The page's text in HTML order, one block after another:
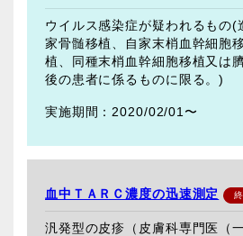
ウイルス感染症が疑われるもの(
家骨髄移植、自家末梢血幹細胞
植、同種末梢血幹細胞移植又は
後の患者に係るものに限る。)
2020/02/01〜
血中ＴＡＲＣ濃度の迅速測定
汎発型の皮疹（皮膚科専門医（